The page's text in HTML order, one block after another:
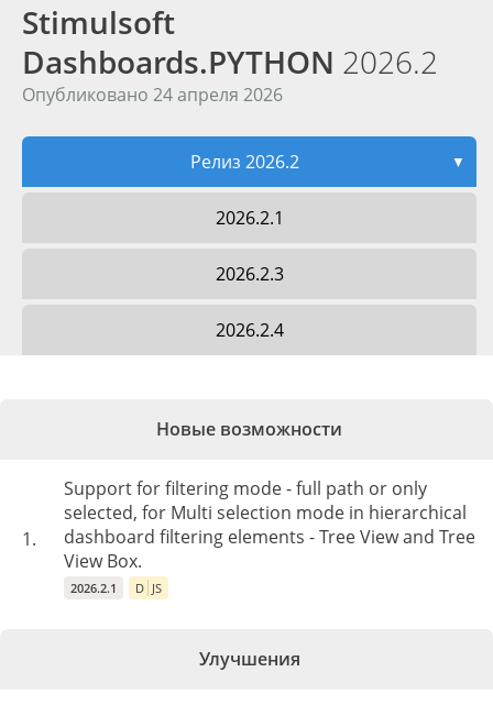
Stimulsoft
Dashboards.PYTHON 2026.2
Опубликовано 24 апреля 2026
Релиз 2026.2 ▼
2026.2.1
2026.2.3
2026.2.4
Новые возможности
1.
Support for filtering mode - full path or only
selected, for Multi selection mode in hierarchical
dashboard filtering elements - Tree View and Tree
View Box.
2026.2.1 D JS
Улучшения